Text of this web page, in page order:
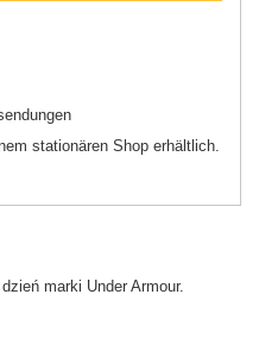
stationären Shop erhältlich.
marki Under Armour.